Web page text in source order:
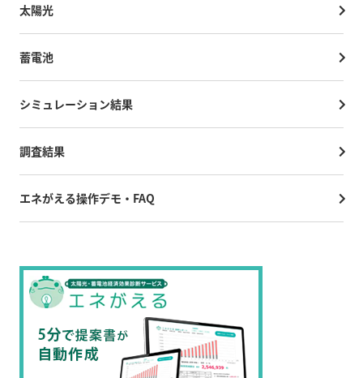
太陽光
蓄電池
シミュレーション結果
調査結果
エネがえる操作デモ・FAQ